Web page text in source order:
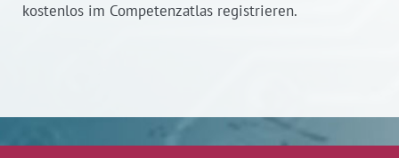
kostenlos im Competenzatlas registrieren.